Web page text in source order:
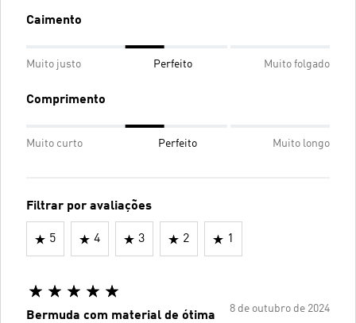
Caimento
Muito justo Perfeito Muito folgado
Comprimento
Muito curto Perfeito Muito longo
Filtrar por avaliações
5 4 3 2 1
8 de outubro de 2024
Bermuda com material de ótima